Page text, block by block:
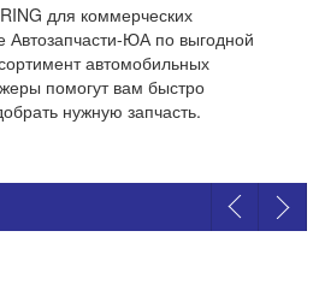
для коммерческих
Автозапчасти-ЮА по выгодной
автомобильных
помогут вам быстро
нужную запчасть.